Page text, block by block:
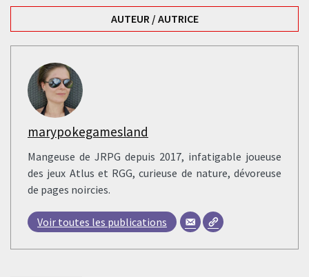
AUTEUR / AUTRICE
marypokegamesland
Mangeuse de JRPG depuis 2017, infatigable joueuse
des jeux Atlus et RGG, curieuse de nature, dévoreuse
de pages noircies.
Voir toutes les publications